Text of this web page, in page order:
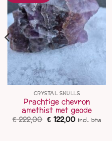
CRYSTAL SKULLS
Prachtige chevron
amethist met geode
€222,00 Oorspronkelijke
prijs
€122,00Huidige
prijs
incl. btw